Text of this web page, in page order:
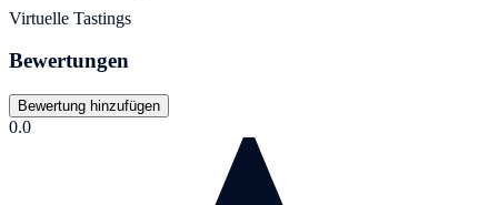
Virtuelle Tastings
Bewertungen
Bewertung hinzufügen
0.0